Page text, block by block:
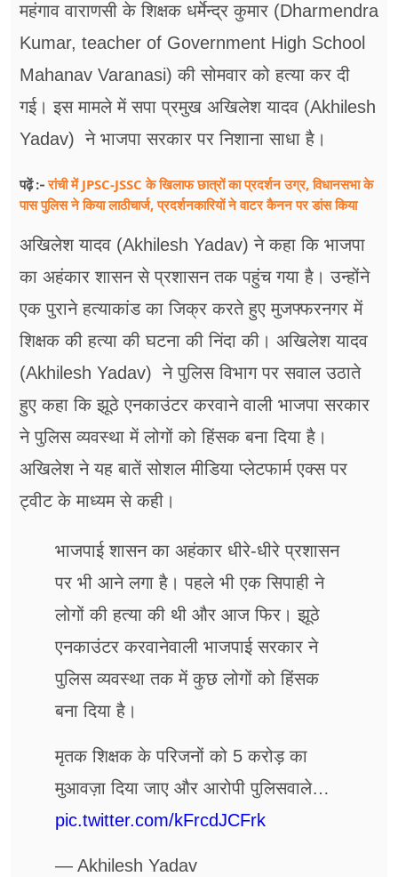
ब्‍यूटी
जॉब्स
शिक्षा
अन्य खबरें
महंगाव वाराणसी के शिक्षक धर्मेन्द्र कुमार (Dharmendra
Kumar, teacher of Government High School
Mahanav Varanasi) की सोमवार को हत्या कर दी
गई। इस मामले में सपा प्रमुख अखिलेश यादव (Akhilesh
Yadav) ने भाजपा सरकार पर निशाना साधा है।
पढ़ें :-रांची में JPSC-JSSC के खिलाफ छात्रों का प्रदर्शन उग्र, विधानसभा के
पास पुलिस ने किया लाठीचार्ज, प्रदर्शनकारियों ने वाटर कैनन पर डांस किया
अखिलेश यादव (Akhilesh Yadav) ने कहा कि भाजपा
का अहंकार शासन से प्रशासन तक पहुंच गया है। उन्होंने
एक पुराने हत्याकांड का जिक्र करते हुए मुजफ्फरनगर में
शिक्षक की हत्या की घटना की निंदा की। अखिलेश यादव
(Akhilesh Yadav) ने पुलिस विभाग पर सवाल उठाते
हुए कहा कि झूठे एनकाउंटर करवाने वाली भाजपा सरकार
ने पुलिस व्यवस्था में लोगों को हिंसक बना दिया है।
अखिलेश ने यह बातें सोशल मीडिया प्लेटफार्म एक्स पर
ट्वीट के माध्यम से कही।
भाजपाई शासन का अहंकार धीरे-धीरे प्रशासन
पर भी आने लगा है। पहले भी एक सिपाही ने
लोगों की हत्या की थी और आज फिर। झूठे
एनकाउंटर करवानेवाली भाजपाई सरकार ने
पुलिस व्यवस्था तक में कुछ लोगों को हिंसक
बना दिया है।
मृतक शिक्षक के परिजनों को 5 करोड़ का
मुआवज़ा दिया जाए और आरोपी पुलिसवाले…
pic.twitter.com/kFrcdJCFrk
— Akhilesh Yadav